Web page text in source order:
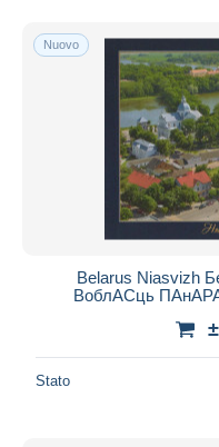
Nuovo
Belarus Niasvizh
BоблACць
Stato